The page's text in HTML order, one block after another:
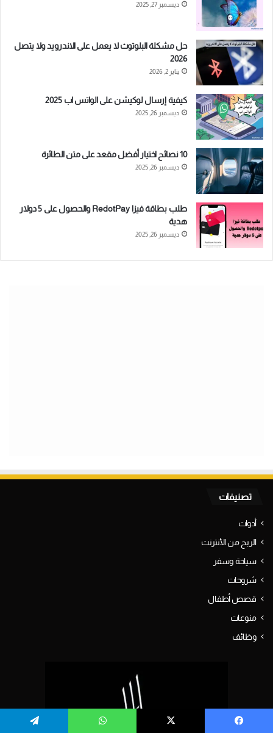
ديسمبر 27, 2025
حل مشكلة البلوتوث لا يعمل على الاندرويد ولا يتصل
2026
يناير 2, 2026
كيفية إرسال لوكيشن على الواتس اب 2025
ديسمبر 26, 2025
10 نصائح اختيار أفضل مقعد على متن الطائرة
ديسمبر 26, 2025
طلب بطاقة فيزا RedotPay والحصول على 5 دولار
هدية
ديسمبر 26, 2025
تصنيفات
أدوات
الربح من الأنترنت
سياحة وسفر
شروحات
قصص أطفال
منوعات
وظائف